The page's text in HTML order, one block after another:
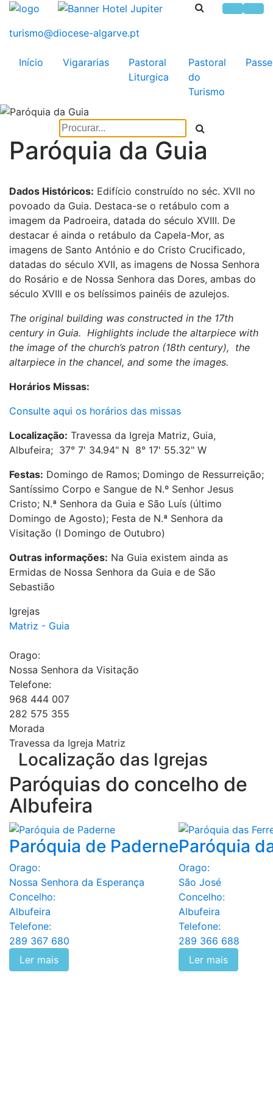
Início Vigararias
Pastoral
Liturgica
Pastoral
do
Turismo
Paróquia da Guia
Dados Históricos: Edifício construído no séc. XVII no
povoado da Guia. Destaca-se o retábulo com a
imagem da Padroeira, datada do século XVIII. De
destacar é ainda o retábulo da Capela-Mor, as
imagens de Santo António e do Cristo Crucificado,
datadas do século XVII, as imagens de Nossa Senhora
do Rosário e de Nossa Senhora das Dores, ambas do
século XVIII e os belíssimos painéis de azulejos.
The original building was constructed in the 17th
century in Guia. Highlights include the altarpiece with
the image of the church’s patron (18th century), the
altarpiece in the chancel, and some the images.
Horários Missas:
Consulte aqui os horários das missas
Localização: Travessa da Igreja Matriz, Guia,
Albufeira; 37° 7' 34.94" N 8° 17' 55.32" W
Festas: Domingo de Ramos; Domingo de Ressurreição;
Santíssimo Corpo e Sangue de N.º Senhor Jesus
Cristo; N.ª Senhora da Guia e São Luís (último
Domingo de Agosto); Festa de N.ª Senhora da
Visitação (I Domingo de Outubro)
Outras informações: Na Guia existem ainda as
Ermidas de Nossa Senhora da Guia e de São
Sebastião
Igrejas
Matriz - Guia
Orago:
Nossa Senhora da Visitação
Telefone:
968 444 007
282 575 355
Morada
Travessa da Igreja Matriz
Localização das Igrejas
Paróquias do concelho de
Albufeira
Paróquia de Paderne
Orago:
Nossa Senhora da Esperança
Concelho:
Albufeira
Telefone:
289 367 680
Ler mais
Paróquia
Orago:
São José
Concelho:
Albufeira
Telefone:
289 366 688
Ler mais